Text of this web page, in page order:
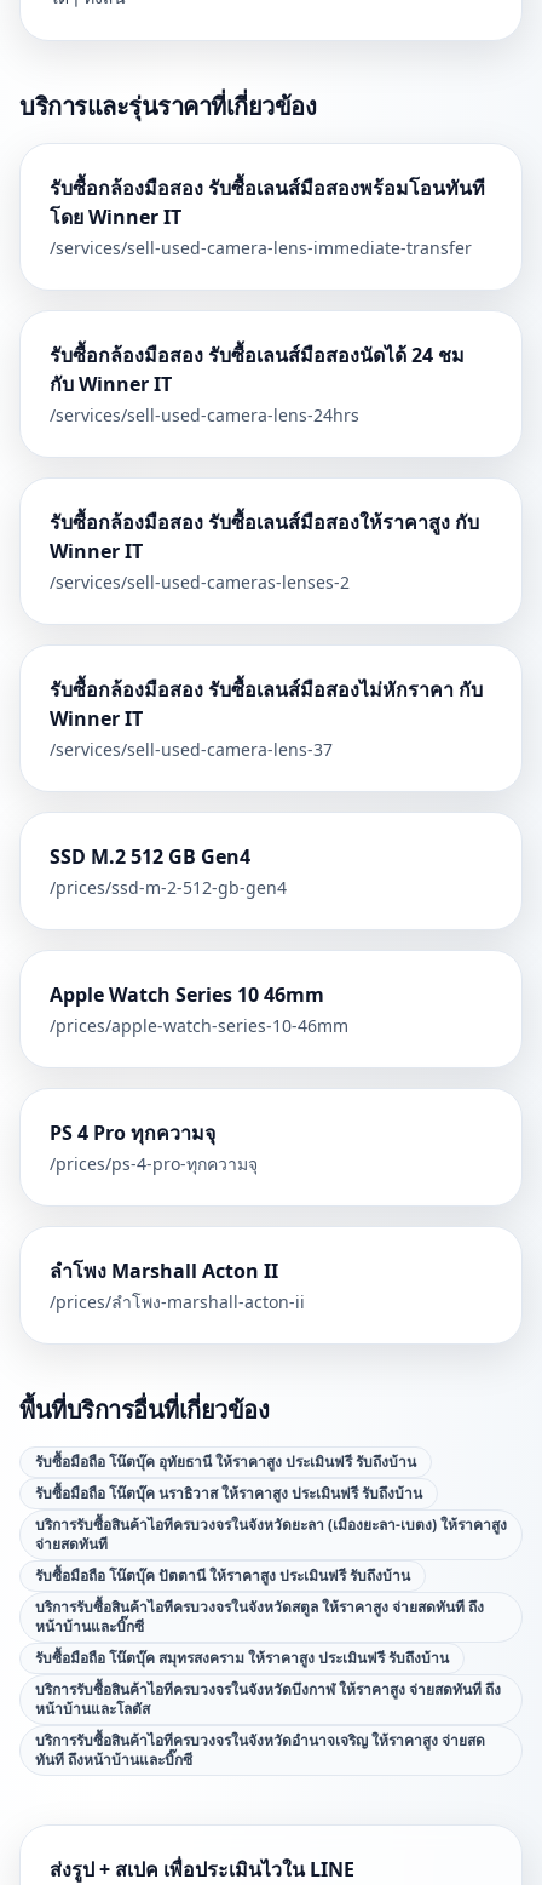
บริการและรุ่นราคาที่เกี่ยวข้อง
รับซื้อกล้องมือสอง รับซื้อเลนส์มือสองพร้อมโอนทันที
โดย Winner IT
/services/sell-used-camera-lens-immediate-transfer
รับซื้อกล้องมือสอง รับซื้อเลนส์มือสองนัดได้ 24 ชม
กับ Winner IT
/services/sell-used-camera-lens-24hrs
รับซื้อกล้องมือสอง รับซื้อเลนส์มือสองให้ราคาสูง กับ
Winner IT
/services/sell-used-cameras-lenses-2
รับซื้อกล้องมือสอง รับซื้อเลนส์มือสองไม่หักราคา กับ
Winner IT
/services/sell-used-camera-lens-37
SSD M.2 512 GB Gen4
/prices/ssd-m-2-512-gb-gen4
Apple Watch Series 10 46mm
/prices/apple-watch-series-10-46mm
PS 4 Pro ทุกความจุ
/prices/ps-4-pro-ทุกความจุ
ลำโพง Marshall Acton II
/prices/ลำโพง-marshall-acton-ii
พื้นที่บริการอื่นที่เกี่ยวข้อง
รับซื้อมือถือ โน๊ตบุ๊ค อุทัยธานี ให้ราคาสูง ประเมินฟรี รับถึงบ้าน
รับซื้อมือถือ โน๊ตบุ๊ค นราธิวาส ให้ราคาสูง ประเมินฟรี รับถึงบ้าน
บริการรับซื้อสินค้าไอทีครบวงจรในจังหวัดยะลา (เมืองยะลา-เบตง) ให้ราคาสูง
จ่ายสดทันที
รับซื้อมือถือ โน๊ตบุ๊ค ปัตตานี ให้ราคาสูง ประเมินฟรี รับถึงบ้าน
บริการรับซื้อสินค้าไอทีครบวงจรในจังหวัดสตูล ให้ราคาสูง จ่ายสดทันที ถึง
หน้าบ้านและบิ๊กซี
รับซื้อมือถือ โน๊ตบุ๊ค สมุทรสงคราม ให้ราคาสูง ประเมินฟรี รับถึงบ้าน
บริการรับซื้อสินค้าไอทีครบวงจรในจังหวัดบึงกาฬ ให้ราคาสูง จ่ายสดทันที ถึง
หน้าบ้านและโลตัส
บริการรับซื้อสินค้าไอทีครบวงจรในจังหวัดอำนาจเจริญ ให้ราคาสูง จ่ายสด
ทันที ถึงหน้าบ้านและบิ๊กซี
ส่งรูป + สเปค เพื่อประเมินไวใน LINE